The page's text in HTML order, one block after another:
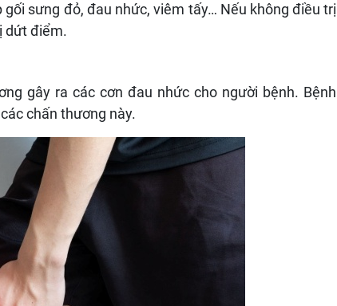
sưng đỏ, đau nhức, viêm tấy… Nếu không điều trị
dứt điểm.
gây ra các cơn đau nhức cho người bệnh. Bệnh
chấn thương này.